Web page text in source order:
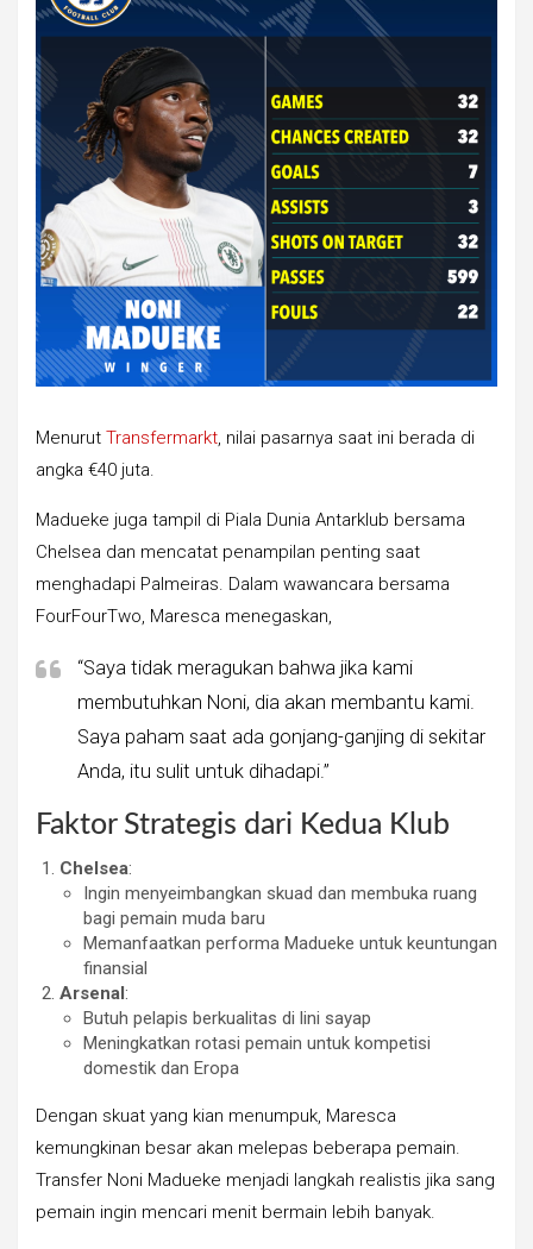
Menurut Transfermarkt, nilai pasarnya saat ini berada di
angka €40 juta.
Madueke juga tampil di Piala Dunia Antarklub bersama
Chelsea dan mencatat penampilan penting saat
menghadapi Palmeiras. Dalam wawancara bersama
FourFourTwo, Maresca menegaskan,
“Saya tidak meragukan bahwa jika kami
membutuhkan Noni, dia akan membantu kami.
Saya paham saat ada gonjang-ganjing di sekitar
Anda, itu sulit untuk dihadapi.”
Faktor Strategis dari Kedua Klub
Chelsea:
Ingin menyeimbangkan skuad dan membuka ruang
bagi pemain muda baru
Memanfaatkan performa Madueke untuk keuntungan
finansial
Arsenal:
Butuh pelapis berkualitas di lini sayap
Meningkatkan rotasi pemain untuk kompetisi
domestik dan Eropa
Dengan skuat yang kian menumpuk, Maresca
kemungkinan besar akan melepas beberapa pemain.
Transfer Noni Madueke menjadi langkah realistis jika sang
pemain ingin mencari menit bermain lebih banyak.